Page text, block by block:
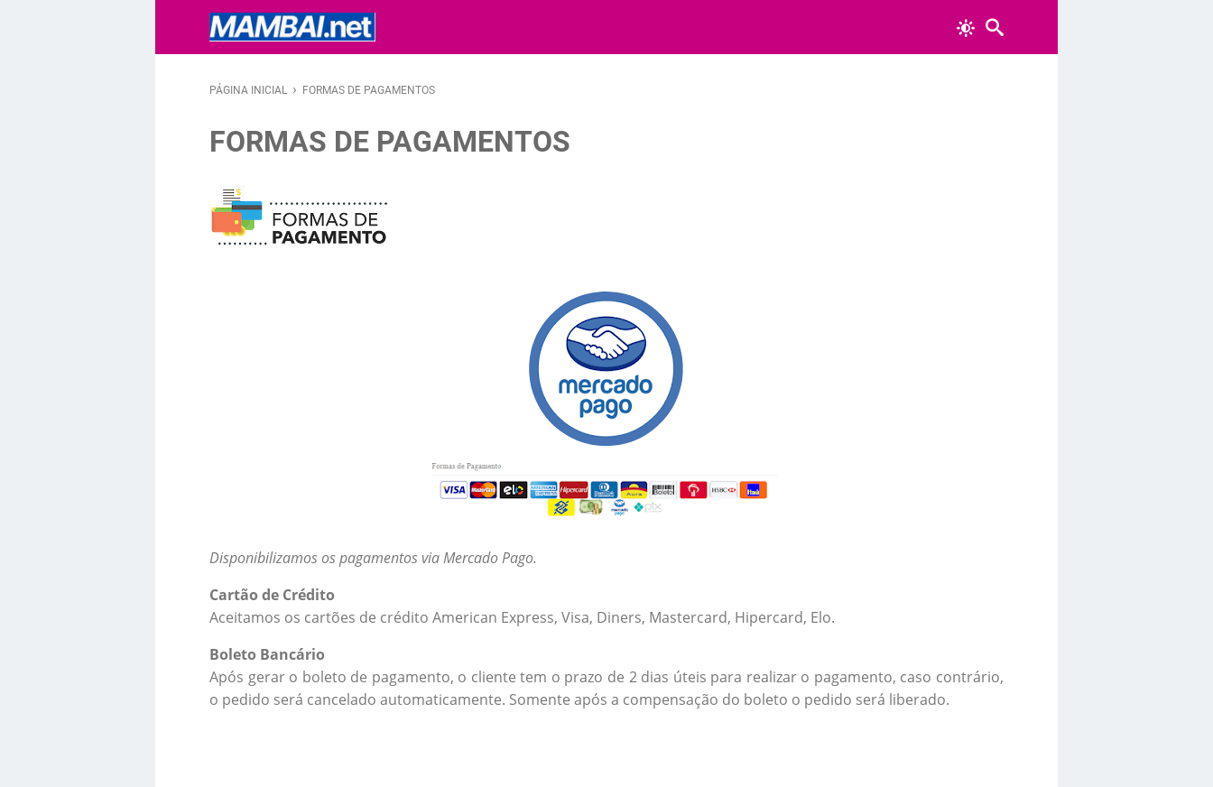
PÁGINA INICIAL › FORMAS DE PAGAMENTOS
FORMAS DE PAGAMENTOS
Disponibilizamos os pagamentos via Mercado Pago.
Cartão de Crédito
Aceitamos os cartões de crédito American Express, Visa, Diners, Mastercard, Hipercard, Elo.
Boleto Bancário
Após gerar o boleto de pagamento, o cliente tem o prazo de 2 dias úteis para realizar o pagamento, caso contrário,
o pedido será cancelado automaticamente. Somente após a compensação do boleto o pedido será liberado.